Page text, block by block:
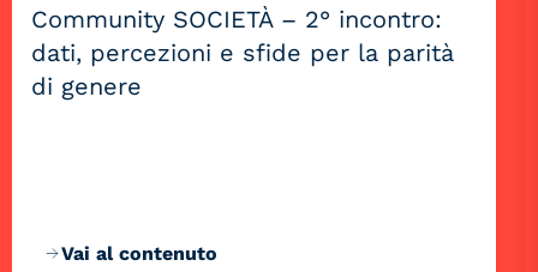
Community SOCIETÀ – 2° incontro:
dati, percezioni e sfide per la parità
di genere
Vai al contenuto